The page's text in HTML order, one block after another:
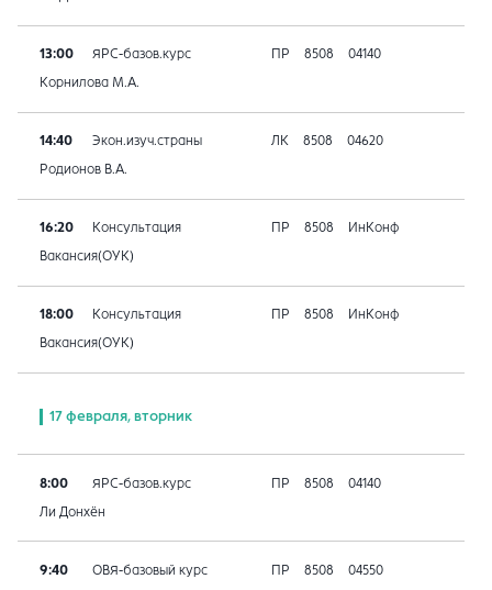
13:00 ЯРС-базов.курс ПР 8508 04140
Корнилова М.А.
14:40 Экон.изуч.страны ЛК 8508 04620
Родионов В.А.
16:20 Консультация ПР 8508 ИнКонф
Вакансия(ОУК)
18:00 Консультация ПР 8508 ИнКонф
Вакансия(ОУК)
17 февраля, вторник
8:00 ЯРС-базов.курс ПР 8508 04140
Ли Донхён
9:40 ОВЯ-базовый курс ПР 8508 04550